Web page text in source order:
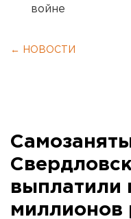
войне
← НОВОСТИ
выплатили
миллионов